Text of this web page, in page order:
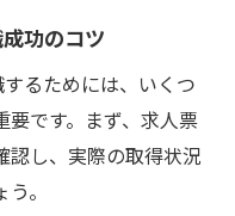
功のコツ
るためには、いくつ
です。まず、求人票
認し、実際の取得状況
。